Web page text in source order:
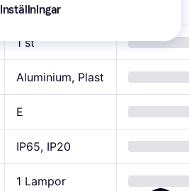
g
1 st
Aluminium, Plast
E
IP65, IP20
1 Lampor
Inställningar